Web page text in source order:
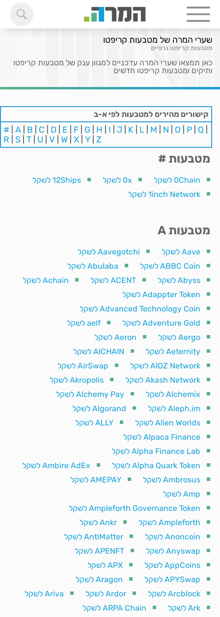
שערי המרה של מטבעות קריפטו
מטבעות קריפטו גרפיים
כאן תמצאו שערי המרה עדכניים למגוון ענק של מטבעות קריפטו
ותיקים ומטבעות קריפטו חדשים
קישורים מהירים למטבעות לפי א-ב
# A B C D E F G H I J K L M N O P Q
R S T U V W X Y Z
מטבעות #
0Chain לשקל 0x לשקל
12Ships לשקל
1inch Network לשקל
מטבעות A
Aave לשקל
Aavegotchi לשקל
ABBC Coin לשקל
Abulaba לשקל
Abyss לשקל
ACENT לשקל
Achain לשקל
Adappter Token לשקל
Advanced Technology Coin לשקל
Adventure Gold לשקל
aelf לשקל
Aergo לשקל
Aeron לשקל
Aeternity לשקל
AICHAIN לשקל
AIOZ Network לשקל
AirSwap לשקל
Akash Network לשקל
Akropolis לשקל
Alchemix לשקל
Alchemy Pay לשקל
Aleph.im לשקל
Algorand לשקל
Alien Worlds לשקל
ALLY לשקל
Alpaca Finance לשקל
Alpha Finance Lab לשקל
Alpha Quark Token לשקל
Ambire AdEx לשקל
Ambrosus לשקל
AMEPAY לשקל
Amp לשקל
Ampleforth Governance Token לשקל
Ampleforth לשקל
Ankr לשקל
Anoncoin לשקל
AntiMatter לשקל
Anyswap לשקל
APENFT לשקל
AppCoins לשקל
APX לשקל
APYSwap לשקל
Aragon לשקל
Arcblock לשקל
Ardor לשקל
Ariva לשקל
Ark לשקל
ARPA Chain לשקל